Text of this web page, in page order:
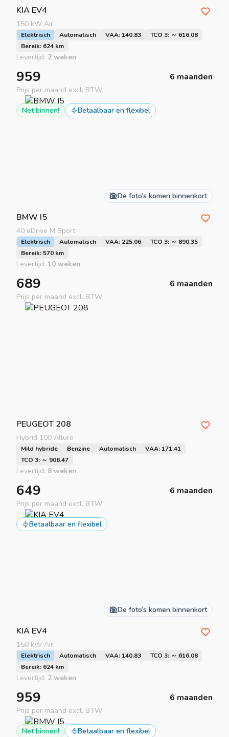
KIA EV4
150 kW Air
Elektrisch Automatisch VAA: 140.83
TCO 3: ～ 616.08
Bereik: 624 km
Levertijd: 2 weken
959 6 maanden
Prijs per maand excl. BTW
Net binnen! Betaalbaar en flexibel
De foto’s komen binnenkort
BMW I5
40 eDrive M Sport
Elektrisch Automatisch VAA: 225.06
TCO 3: ～ 890.35
Bereik: 570 km
Levertijd: 10 weken
689 6 maanden
Prijs per maand excl. BTW
PEUGEOT 208
Hybrid 100 Allure
Mild hybride Benzine Automatisch
VAA: 171.41
TCO 3: ～ 906.47
Levertijd: 8 weken
649 6 maanden
Prijs per maand excl. BTW
Betaalbaar en flexibel
De foto’s komen binnenkort
KIA EV4
150 kW Air
Elektrisch Automatisch VAA: 140.83
TCO 3: ～ 616.08
Bereik: 624 km
Levertijd: 2 weken
959 6 maanden
Prijs per maand excl. BTW
Net binnen! Betaalbaar en flexibel